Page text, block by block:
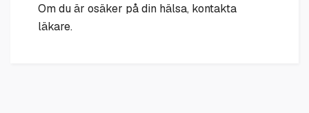
Om du är osäker på din hälsa, kontakta
läkare.